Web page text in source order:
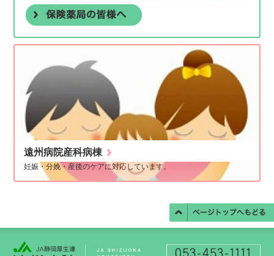
遠州病院産科病棟
妊娠・分娩・産後のケアに対応しています。